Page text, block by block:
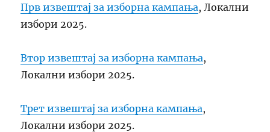
Прв извештај за изборна кампања, Локални
избори 2025.
Втор извештај за изборна кампања,
Локални избори 2025.
Трет извештај за изборна кампања,
Локални избори 2025.